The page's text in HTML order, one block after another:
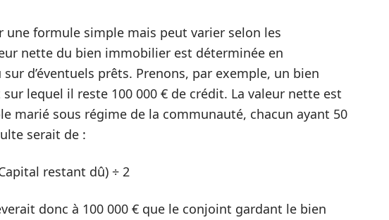
une formule simple mais peut varier selon les
nette du bien immobilier est déterminée en
d’éventuels prêts. Prenons, par exemple, un bien
lequel il reste 100 000 € de crédit. La valeur nette est
marié sous régime de la communauté, chacun ayant 50
serait de :
restant dû) ÷ 2
donc à 100 000 € que le conjoint gardant le bien